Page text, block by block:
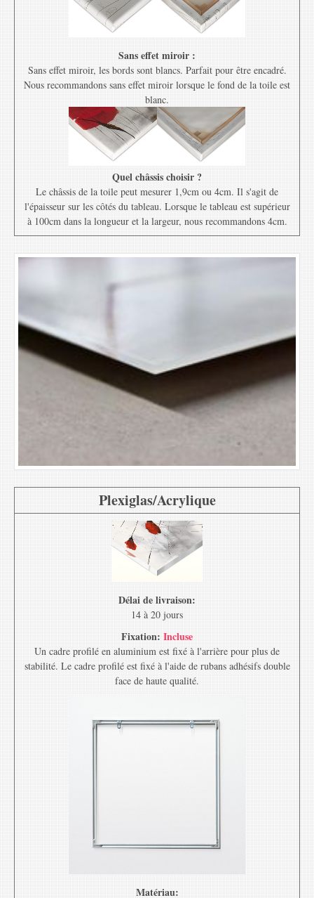
Sans effet miroir :
Sans effet miroir, les bords sont blancs. Parfait pour être encadré.
Nous recommandons sans effet miroir lorsque le fond de la toile est
blanc.
Quel châssis choisir ?
Le châssis de la toile peut mesurer 1,9cm ou 4cm. Il s'agit de
l'épaisseur sur les côtés du tableau. Lorsque le tableau est supérieur
à 100cm dans la longueur et la largeur, nous recommandons 4cm.
Plexiglas/Acrylique
Délai de livraison:
14 à 20 jours
Fixation: Incluse
Un cadre profilé en aluminium est fixé à l'arrière pour plus de
stabilité. Le cadre profilé est fixé à l'aide de rubans adhésifs double
face de haute qualité.
Matériau: